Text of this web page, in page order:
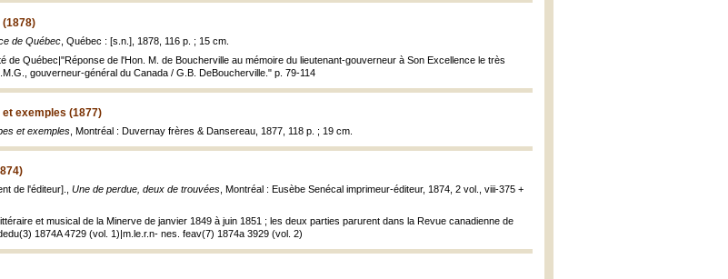
de Québec , Québec : [s.n.], 1878, 116 p. ; 15 cm.
de Québec|"Réponse de l'Hon. M. de Boucherville au mémoire du lieutenant-gouverneur à Son Excellence le très
gouverneur-général du Canada / G.B. DeBoucherville." p. 79-114
exemples (1877)
et exemples , Montréal : Duvernay frères & Dansereau, 1877, 118 p. ; 19 cm.
de l'éditeur]., Une de perdue, deux de trouvées , Montréal : Eusèbe Senécal imprimeur-éditeur, 1874, 2 vol., viii-375 +
et musical de la Minerve de janvier 1849 à juin 1851 ; les deux parties parurent dans la Revue canadienne de
1874A 4729 (vol. 1)|m.le.r.n- nes. feav(7) 1874a 3929 (vol. 2)